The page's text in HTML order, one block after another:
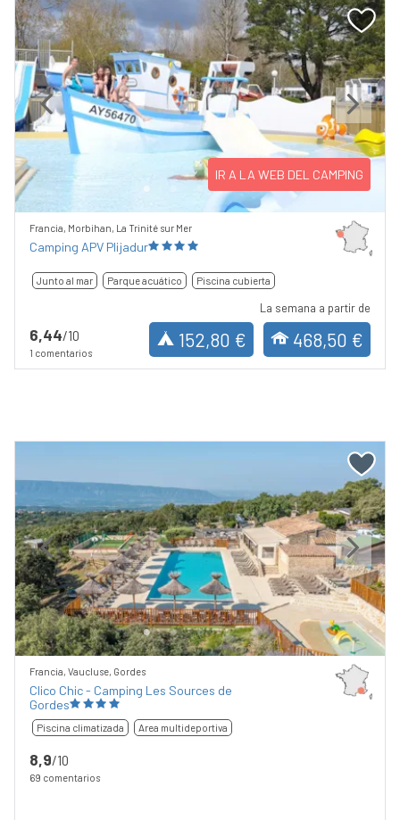
Previous Next
IR A LA WEB DEL CAMPING
Francia, Morbihan, La Trinité sur Mer
Camping APV Plijadur
Junto al mar Parque acuático Piscina cubierta
6,44/10
1 comentarios
La semana a partir de
152,80 € 468,50 €
Previous Next
Francia, Vaucluse, Gordes
Clico Chic - Camping Les Sources de
Gordes
Piscina climatizada Area multideportiva
8,9/10
69 comentarios